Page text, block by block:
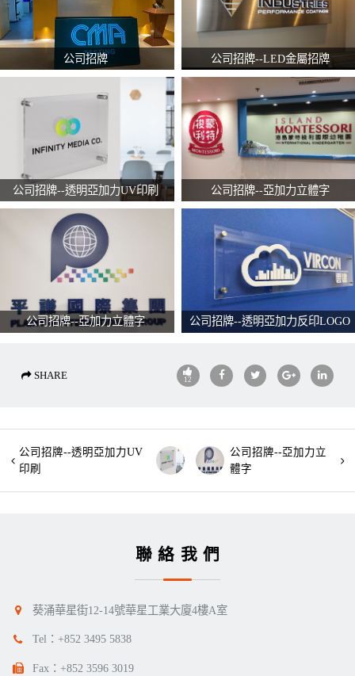
公司招牌 公司招牌--LED金屬招牌
公司招牌--透明亞加力UV印刷 公司招牌--亞加力立體字
公司招牌--亞加力立體字 公司招牌--透明亞加力反印LOGO
SHARE 12
公司招牌--透明亞加力UV
印刷
公司招牌--亞加力立
體字
聯絡我們
葵涌華星街12-14號華星工業大廈4樓A室
Tel： +852 3495 5838
Fax：+852 3596 3019